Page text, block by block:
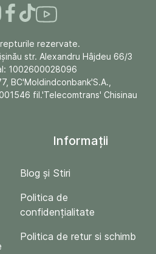
rezervate.
str. Alexandru Hâjdeu 66/3
1002600028096
BC'Moldindconbank'S.A.,
fil.'Telecomtrans' Chisinau
Informații
Blog și Stiri
Politica de
confidențialitate
Politica de retur si schimb